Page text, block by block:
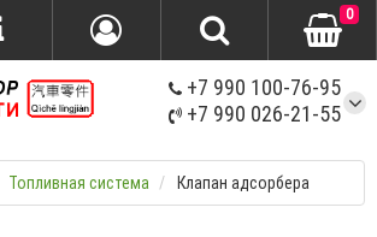
+7 990 100-76-95
+7 990 026-21-55
0
Топливная система Клапан адсорбера